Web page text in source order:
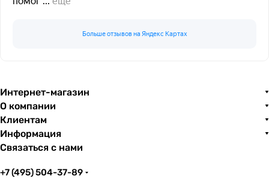
Больше отзывов на Яндекс Картах
Интернет-магазин
О компании
Клиентам
Информация
Связаться с нами
+7 (495) 504-37-89